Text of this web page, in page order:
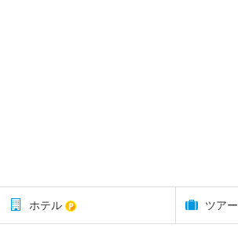
ホテル ツアー